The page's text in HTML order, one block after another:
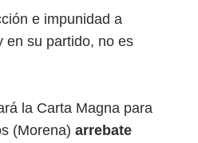
e impunidad a
en su partido, no es
la Carta Magna para
(Morena) arrebate